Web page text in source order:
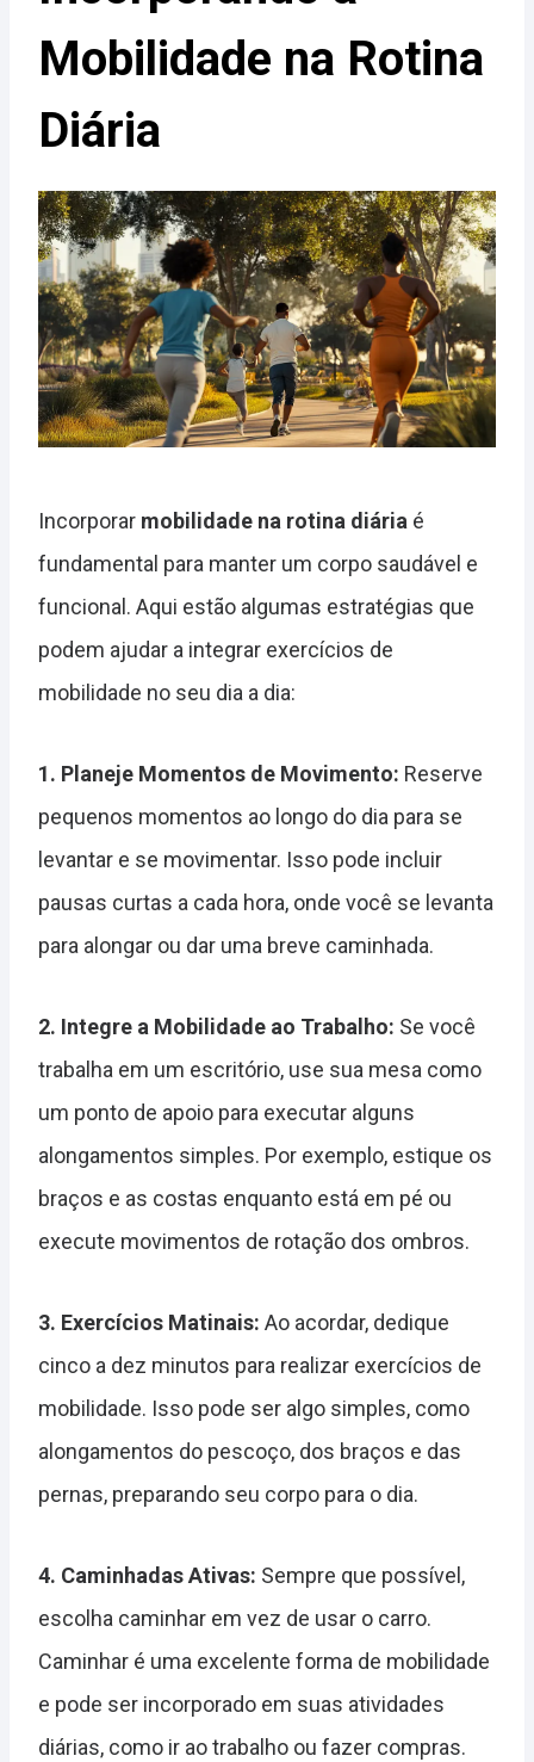
Mobilidade na Rotina
Diária
Incorporar mobilidade na rotina diária é
fundamental para manter um corpo saudável e
funcional. Aqui estão algumas estratégias que
podem ajudar a integrar exercícios de
mobilidade no seu dia a dia:
1. Planeje Momentos de Movimento: Reserve
pequenos momentos ao longo do dia para se
levantar e se movimentar. Isso pode incluir
pausas curtas a cada hora, onde você se levanta
para alongar ou dar uma breve caminhada.
2. Integre a Mobilidade ao Trabalho: Se você
trabalha em um escritório, use sua mesa como
um ponto de apoio para executar alguns
alongamentos simples. Por exemplo, estique os
braços e as costas enquanto está em pé ou
execute movimentos de rotação dos ombros.
3. Exercícios Matinais: Ao acordar, dedique
cinco a dez minutos para realizar exercícios de
mobilidade. Isso pode ser algo simples, como
alongamentos do pescoço, dos braços e das
pernas, preparando seu corpo para o dia.
4. Caminhadas Ativas: Sempre que possível,
escolha caminhar em vez de usar o carro.
Caminhar é uma excelente forma de mobilidade
e pode ser incorporado em suas atividades
diárias, como ir ao trabalho ou fazer compras.